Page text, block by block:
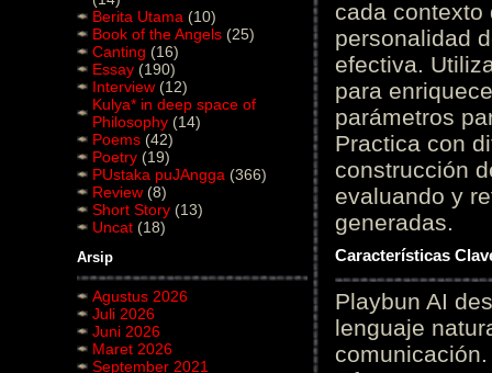
Berita Utama (10)
Book of the Angels (25)
Canting (16)
Essay (190)
Interview (12)
Kulya* in deep space of
Philosophy (14)
Poems (42)
Poetry (19)
PUstaka puJAngga (366)
Review (8)
Short Story (13)
Uncat (18)
Arsip
Agustus 2026
Juli 2026
Juni 2026
Maret 2026
September 2021
cada contexto
personalidad
efectiva.
para
parámetros
Practica con
construcción
evaluando y
generadas.
Características
Playbun AI
lenguaje
comunicación.